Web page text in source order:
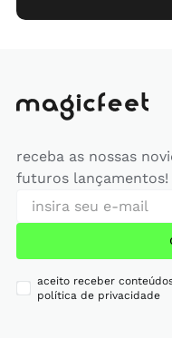
receba as nossas
futuros lançamentos!
aceito receber
política de privacidade